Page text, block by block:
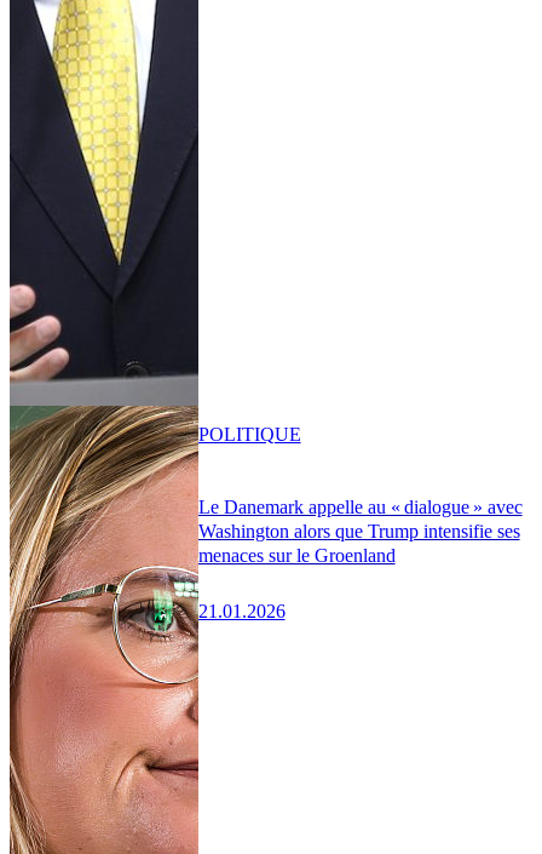
Le Danemark appelle au « dialogue » avec
Washington alors que Trump intensifie ses
menaces sur le Groenland
21.01.2026
POLITIQUE